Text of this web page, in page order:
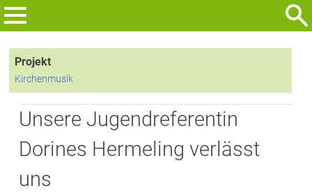
Zum
Inhalt
nach:Projekt
Kirchenmusik
Unsere Jugendreferentin
Dorines Hermeling verlässt
uns